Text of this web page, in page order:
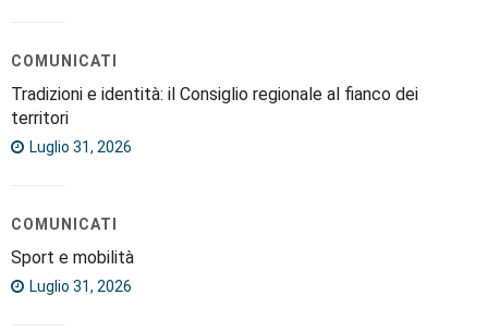
COMUNICATI
Tradizioni e identità: il Consiglio regionale al fianco dei
territori
Luglio 31, 2026
COMUNICATI
Sport e mobilità
Luglio 31, 2026